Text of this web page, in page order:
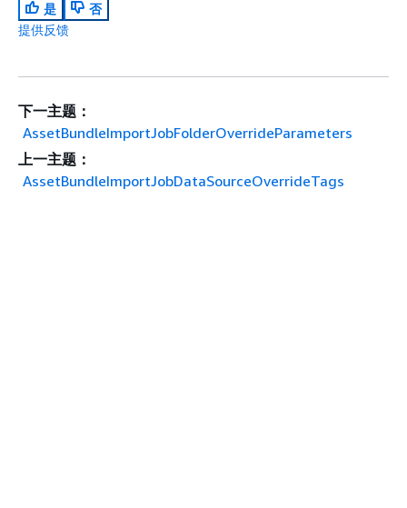
是
否
提供反馈
下一主题：
AssetBundleImportJobFolderOverrideParameters
上一主题：
AssetBundleImportJobDataSourceOverrideTags